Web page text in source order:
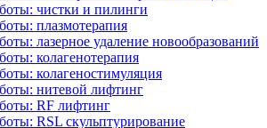
чистки и пилинги
плазмотерапия
лазерное удаление новообразований
колагенотерапия
колагеностимуляция
нитевой лифтинг
RF лифтинг
RSL скульптурирование